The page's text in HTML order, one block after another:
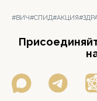
#ВИЧ#СПИД#АКЦИЯ